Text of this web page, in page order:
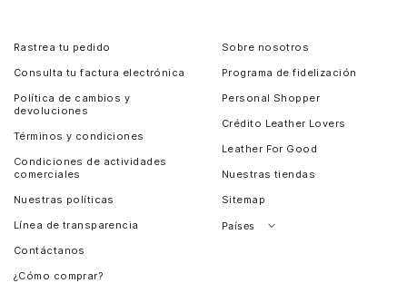
Rastrea tu pedido
Consulta tu factura electrónica
Política de cambios y
devoluciones
Términos y condiciones
Condiciones de actividades
comerciales
Nuestras políticas
Línea de transparencia
Contáctanos
¿Cómo comprar?
Sobre nosotros
Programa de fidelización
Personal Shopper
Crédito Leather Lovers
Leather For Good
Nuestras tiendas
Sitemap
Países